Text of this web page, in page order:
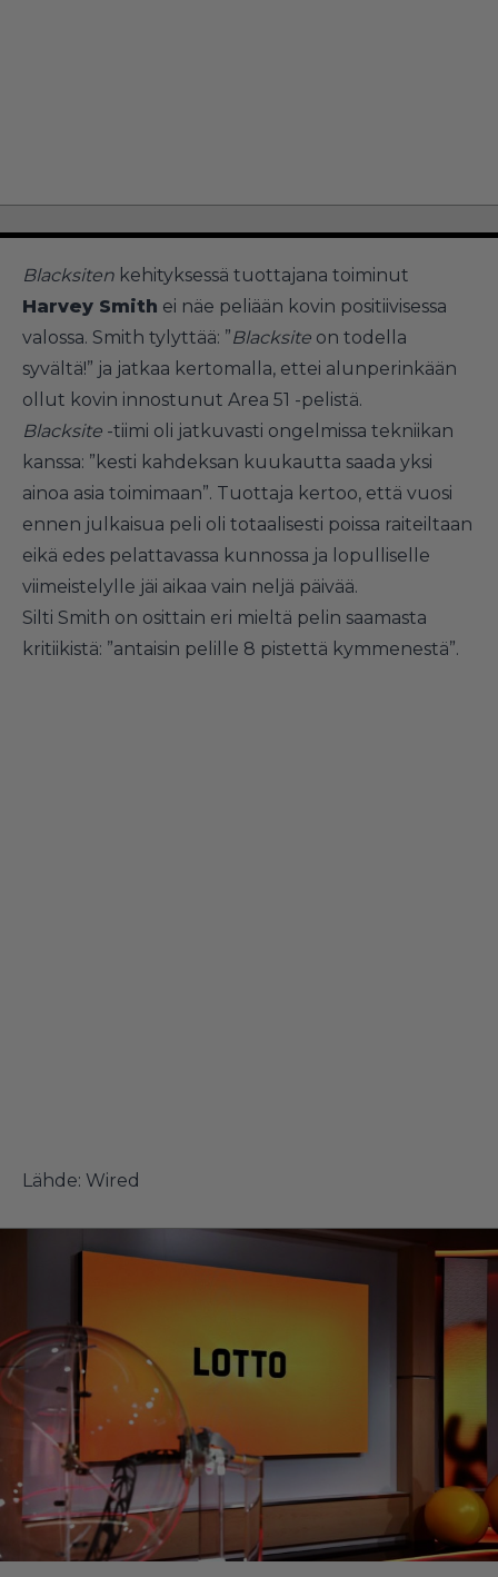
Blacksiten kehityksessä tuottajana toiminut
Harvey Smith ei näe peliään kovin positiivisessa
valossa. Smith tylyttää: ”Blacksite on todella
syvältä!” ja jatkaa kertomalla, ettei alunperinkään
ollut kovin innostunut Area 51 -pelistä.
Blacksite -tiimi oli jatkuvasti ongelmissa tekniikan
kanssa: ”kesti kahdeksan kuukautta saada yksi
ainoa asia toimimaan”. Tuottaja kertoo, että vuosi
ennen julkaisua peli oli totaalisesti poissa raiteiltaan
eikä edes pelattavassa kunnossa ja lopulliselle
viimeistelylle jäi aikaa vain neljä päivää.
Silti Smith on osittain eri mieltä pelin saamasta
kritiikistä: ”antaisin pelille 8 pistettä kymmenestä”.
Lähde: Wired